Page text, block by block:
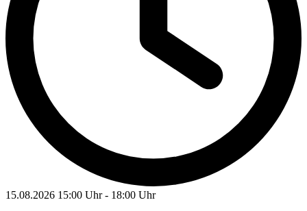
15.08.2026 15:00 Uhr - 18:00 Uhr